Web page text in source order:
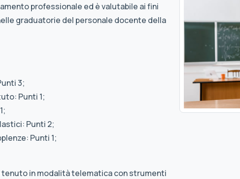
professionale ed è valutabile ai fini
graduatorie del personale docente della
3;
Punti 1;
Punti 2;
Punti 1;
in modalità telematica con strumenti